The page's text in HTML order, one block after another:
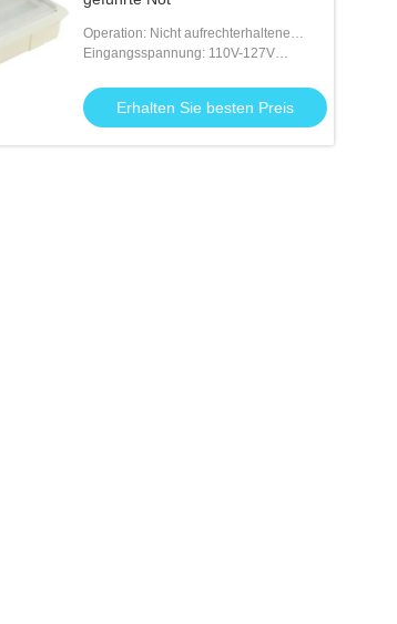
Operation: Nicht aufrechterhaltene
Zustand
Eingangsspannung: 110V-127V
Erhalten Sie besten Preis